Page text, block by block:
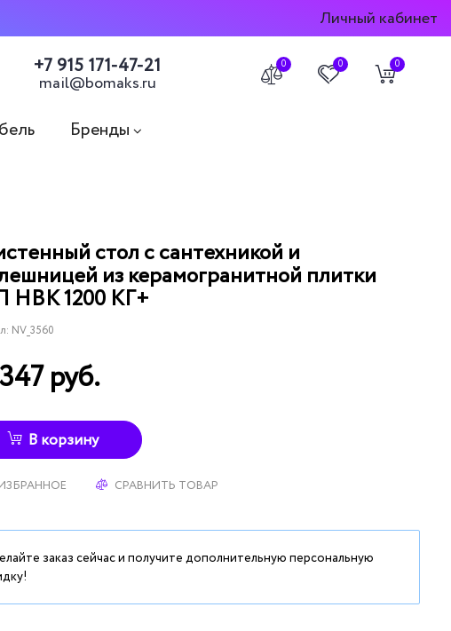
Личный кабинет
+7 915 171-47-21
mail@bomaks.ru
0 0 0
Бренды
стол с сантехникой и
из керамогранитной плитки
НВК 1200 КГ+
NV_3560
руб.
В корзину
СРАВНИТЬ ТОВАР
заказ сейчас и получите дополнительную персональную